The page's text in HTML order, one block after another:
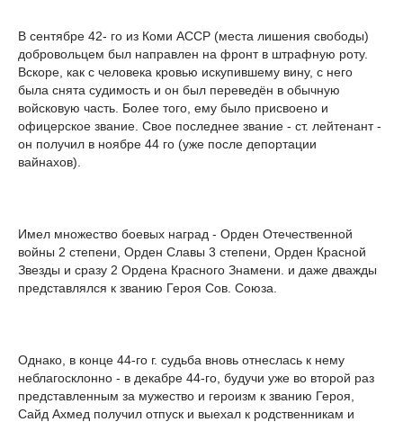
В сентябре 42- го из Коми АССР (места лишения свободы)
добровольцем был направлен на фронт в штрафную роту.
Вскоре, как c человека кровью искупившему вину, с него
была снята судимость и он был переведён в обычную
войсковую часть. Более того, ему было присвоено и
офицерское звание. Свое последнее звание - ст. лейтенант -
он получил в ноябре 44 го (уже после депортации
вайнахов).
Имел множество боевых наград - Орден Отечественной
войны 2 степени, Орден Славы 3 степени, Орден Красной
Звезды и сразу 2 Ордена Красного Знамени. и даже дважды
представлялся к званию Героя Сов. Союза.
Однако, в конце 44-го г. судьба вновь отнеслась к нему
неблагосклонно - в декабре 44-го, будучи уже во второй раз
представленным за мужество и героизм к званию Героя,
Сайд Ахмед получил отпуск и выехал к родственникам и